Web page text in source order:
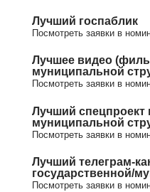
Лучший госпаблик
Посмотреть заявки в
Лучшее видео
муниципальной
Посмотреть заявки в
Лучший спецпроект
муниципальной
Посмотреть заявки в
Лучший телеграм-
государственной/
Посмотреть заявки в